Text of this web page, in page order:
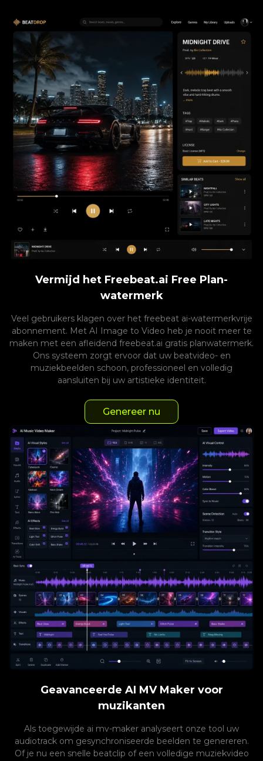
Vermijd het Freebeat.ai Free Plan-
watermerk
Veel gebruikers klagen over het freebeat ai-watermerkvrije
abonnement. Met AI Image to Video heb je nooit meer te
maken met een afleidend freebeat.ai gratis planwatermerk.
Ons systeem zorgt ervoor dat uw beatvideo- en
muziekbeelden schoon, professioneel en volledig
aansluiten bij uw artistieke identiteit.
Genereer nu
Geavanceerde AI MV Maker voor
muzikanten
Als toegewijde ai mv-maker analyseert onze tool uw
audiotrack om gesynchroniseerde beelden te genereren.
Of je nu een snelle beatclip of een volledige muziekvideo